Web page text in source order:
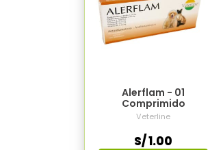
Alerflam - 01
Comprimido
Veterline
S/ 1.00